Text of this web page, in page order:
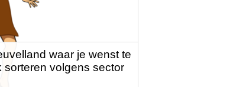
waar je wenst te
sorteren volgens sector